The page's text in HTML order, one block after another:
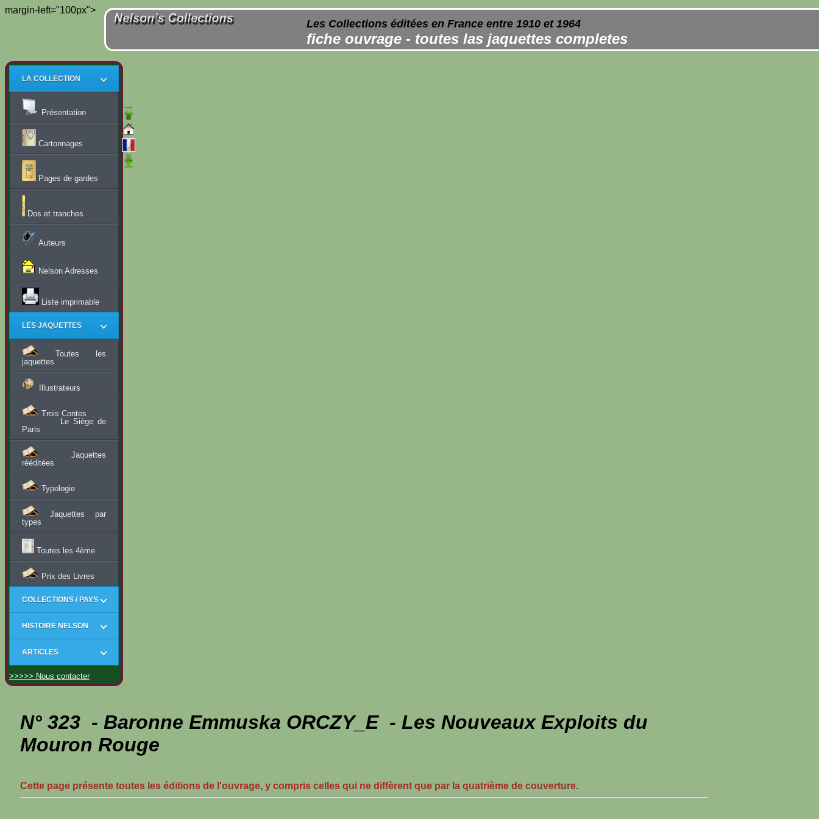
margin-left="100px">
Les Collections éditées en France entre 1910 et 1964
fiche ouvrage - toutes las jaquettes completes
LA COLLECTION
Présentation
Cartonnages
Pages de gardes
Dos et tranches
Auteurs
Nelson Adresses
Liste imprimable
LES JAQUETTES
Toutes les
jaquettes
Illustrateurs
Trois Contes
Le Siège de
Paris
Jaquettes
rééditées
Typologie
Jaquettes par
types
Toutes les 4ème
Prix des Livres
COLLECTIONS / PAYS
HISTOIRE NELSON
ARTICLES
>>>>> Nous contacter
N° 323 - Baronne Emmuska ORCZY_E - Les Nouveaux Exploits du
Mouron Rouge
Cette page présente toutes les éditions de l'ouvrage, y compris celles qui ne diffèrent que par la quatrième de couverture.